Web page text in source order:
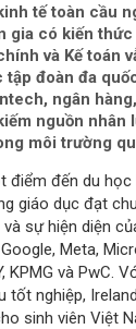
tế toàn cầu
gia có kiến
và Kế toán
đoàn đa
ngân
nguồn
môi trường
điểm đến du
giáo dục đạt
sự hiện diện
Meta,
KPMG và PwC.
tốt nghiệp,
sinh viên Việt